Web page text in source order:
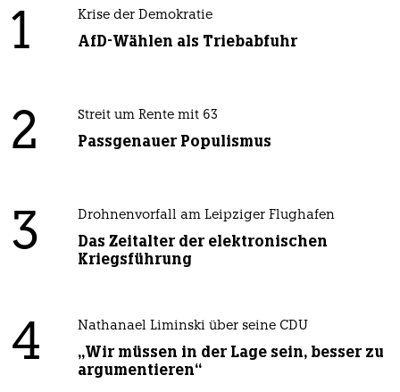
1 Krise der Demokratie
AfD-Wählen als Triebabfuhr
2 Streit um Rente mit 63
Passgenauer Populismus
3 Drohnenvorfall am Leipziger Flughafen
Das Zeitalter der elektronischen
Kriegsführung
4 Nathanael Liminski über seine CDU
„Wir müssen in der Lage sein, besser zu
argumentieren“